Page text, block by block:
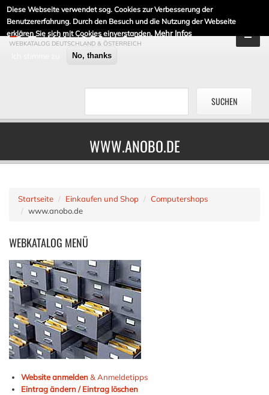
Diese Webseite verwendet sog. Cookies zur Verbesserung der
Benutzererfahrung. Durch den Besuch und die Nutzung der Webseite
erklären Sie sich mit Cookies einverstanden. Mehr Infos
No, thanks
DE-LINKLISTE.DE
WEBKATALOG DEUTSCHLAND & ÖSTERREICH
WWW.ANOBO.DE
Startseite Einkaufen und Shop
Computershops
www.anobo.de
WEBKATALOG MENÜ
Website anmelden& Anmeldetipps
Eintrag ändern / Eintrag löschen